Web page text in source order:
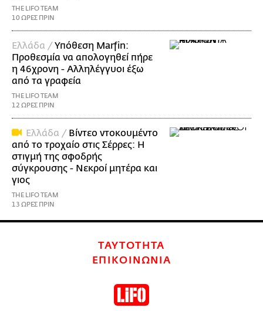
THE LIFO TEAM
10 ΩΡΕΣ ΠΡΙΝ
Ελλάδα / Υπόθεση Marfin:
Προθεσμία να απολογηθεί πήρε
η 46χρονη - Αλληλέγγυοι έξω
από τα γραφεία
THE LIFO TEAM
12 ΩΡΕΣ ΠΡΙΝ
Ελλάδα / Βίντεο ντοκουμέντο
από το τροχαίο στις Σέρρες: Η
στιγμή της σφοδρής
σύγκρουσης - Νεκροί μητέρα και
γιος
THE LIFO TEAM
13 ΩΡΕΣ ΠΡΙΝ
ΤΑΥΤΟΤΗΤΑ
ΕΠΙΚΟΙΝΩΝΙΑ